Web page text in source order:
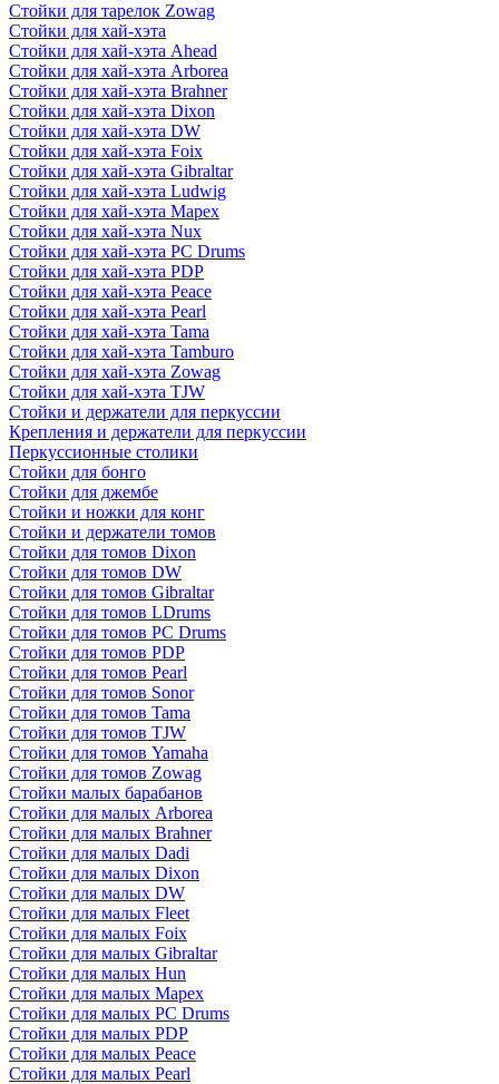
Стойки для тарелок Zowag
Стойки для хай-хэта
Стойки для хай-хэта Ahead
Стойки для хай-хэта Arborea
Стойки для хай-хэта Brahner
Стойки для хай-хэта Dixon
Стойки для хай-хэта DW
Стойки для хай-хэта Foix
Стойки для хай-хэта Gibraltar
Стойки для хай-хэта Ludwig
Стойки для хай-хэта Mapex
Стойки для хай-хэта Nux
Стойки для хай-хэта PC Drums
Стойки для хай-хэта PDP
Стойки для хай-хэта Peace
Стойки для хай-хэта Pearl
Стойки для хай-хэта Tama
Стойки для хай-хэта Tamburo
Стойки для хай-хэта Zowag
Стойки для хай-хэта TJW
Стойки и держатели для перкуссии
Крепления и держатели для перкуссии
Перкуссионные столики
Стойки для бонго
Стойки для джембе
Стойки и ножки для конг
Стойки и держатели томов
Стойки для томов Dixon
Стойки для томов DW
Стойки для томов Gibraltar
Стойки для томов LDrums
Стойки для томов PC Drums
Стойки для томов PDP
Стойки для томов Pearl
Стойки для томов Sonor
Стойки для томов Tama
Стойки для томов TJW
Стойки для томов Yamaha
Стойки для томов Zowag
Стойки малых барабанов
Стойки для малых Arborea
Стойки для малых Brahner
Стойки для малых Dadi
Стойки для малых Dixon
Стойки для малых DW
Стойки для малых Fleet
Стойки для малых Foix
Стойки для малых Gibraltar
Стойки для малых Hun
Стойки для малых Mapex
Стойки для малых PC Drums
Стойки для малых PDP
Стойки для малых Peace
Стойки для малых Pearl